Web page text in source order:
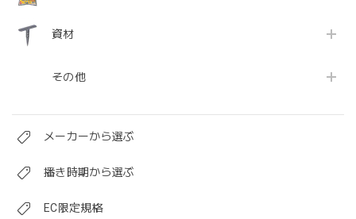
資材
その他
メーカーから選ぶ
播き時期から選ぶ
EC限定規格